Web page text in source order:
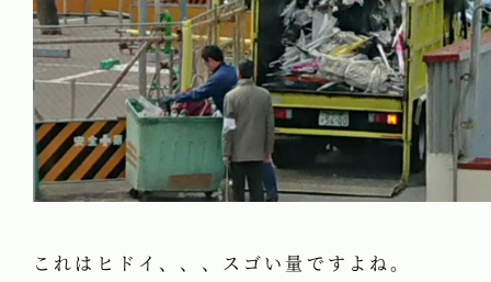
これはヒドイ、、、スゴい量ですよね。